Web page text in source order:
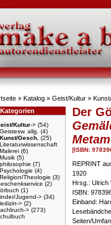
» Katalog » Geist/Kultur »
Kategorien
Kultur-> (54)
Geistesw. allg.
(4)
Kunst/Gesch. (25)
Literaturwissenschaft
Malerei (6)
Musik (5)
philosophie (7)
Psychologie (4)
Religion/Theologie (3)
(2)
(1)
Jugend-> (34)
> (2)
> (273)
Der
[ISBN:
REPRINT
1920
Hrsg.: Ulrich
ISBN:
Einband:
Seiten/